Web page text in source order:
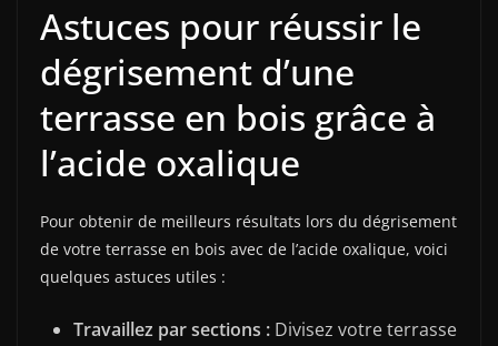
Astuces pour réussir le
dégrisement d’une
terrasse en bois grâce à
l’acide oxalique
Pour obtenir de meilleurs résultats lors du dégrisement
de votre terrasse en bois avec de l’acide oxalique, voici
quelques astuces utiles :
Travaillez par sections : Divisez votre terrasse